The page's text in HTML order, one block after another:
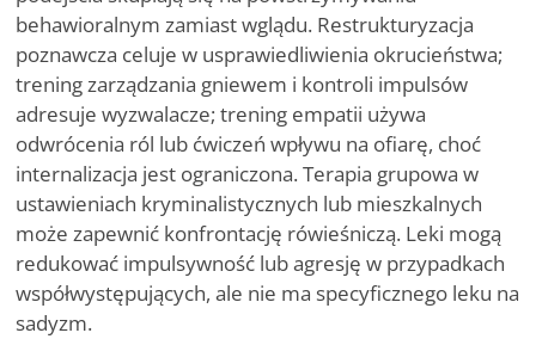
behawioralnym zamiast wglądu. Restrukturyzacja
poznawcza celuje w usprawiedliwienia okrucieństwa;
trening zarządzania gniewem i kontroli impulsów
adresuje wyzwalacze; trening empatii używa
odwrócenia ról lub ćwiczeń wpływu na ofiarę, choć
internalizacja jest ograniczona. Terapia grupowa w
ustawieniach kryminalistycznych lub mieszkalnych
może zapewnić konfrontację rówieśniczą. Leki mogą
redukować impulsywność lub agresję w przypadkach
współwystępujących, ale nie ma specyficznego leku na
sadyzm.